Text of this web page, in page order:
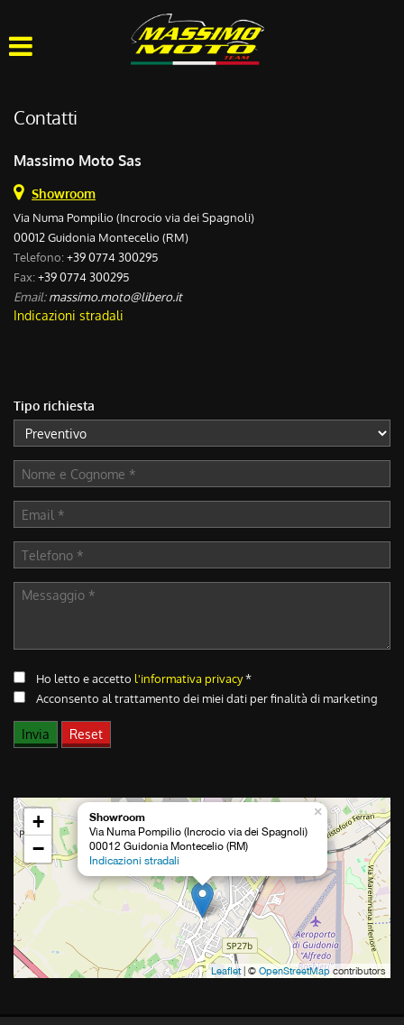
OFFICINA
ACQUISTIAMO USATO
ASSISTENZA
Contatti
Massimo Moto Sas
Showroom
Via Numa Pompilio (Incrocio via dei Spagnoli)
00012 Guidonia Montecelio (RM)
Telefono:+39 0774 300295
Fax:+39 0774 300295
Email:massimo.moto@libero.it
Indicazioni stradali
Tipo richiesta
Ho letto e accetto l'informativa privacy*
Acconsento al trattamento dei miei dati per finalità di marketing
Showroom
Via Numa Pompilio (Incrocio via dei Spagnoli)
00012 Guidonia Montecelio (RM)
Indicazioni stradali
×
+
−
Leaflet| © OpenStreetMap contributors